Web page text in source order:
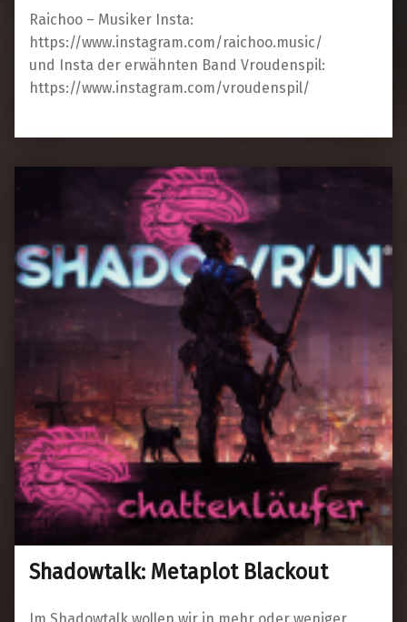
Raichoo – Musiker Insta:
https://www.instagram.com/raichoo.music/
und Insta der erwähnten Band Vroudenspil:
https://www.instagram.com/vroudenspil/
Shadowtalk: Metaplot Blackout